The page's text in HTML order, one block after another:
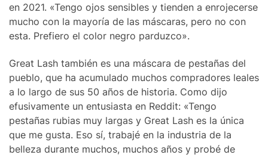
en 2021. «Tengo ojos sensibles y tienden a enrojecerse
mucho con la mayoría de las máscaras, pero no con
esta. Prefiero el color negro parduzco».
Great Lash también es una máscara de pestañas del
pueblo, que ha acumulado muchos compradores leales
a lo largo de sus 50 años de historia. Como dijo
efusivamente un entusiasta en Reddit: «Tengo
pestañas rubias muy largas y Great Lash es la única
que me gusta. Eso sí, trabajé en la industria de la
belleza durante muchos, muchos años y probé de